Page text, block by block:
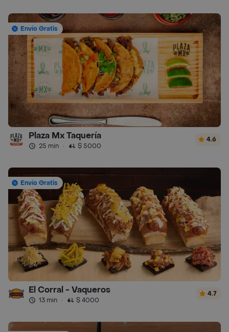
Envío Gratis
Plaza Mx Taquería
25 min · $ 5000
4.6
Envío Gratis
El Corral - Vaqueros
13 min · $ 4000
4.7